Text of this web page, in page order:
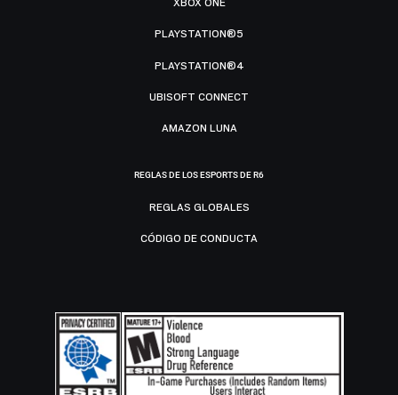
XBOX ONE
PLAYSTATION®5
PLAYSTATION®4
UBISOFT CONNECT
AMAZON LUNA
REGLAS DE LOS ESPORTS DE R6
REGLAS GLOBALES
CÓDIGO DE CONDUCTA